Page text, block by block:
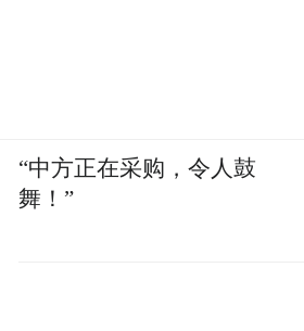
“中方正在采购，令人鼓
舞！”